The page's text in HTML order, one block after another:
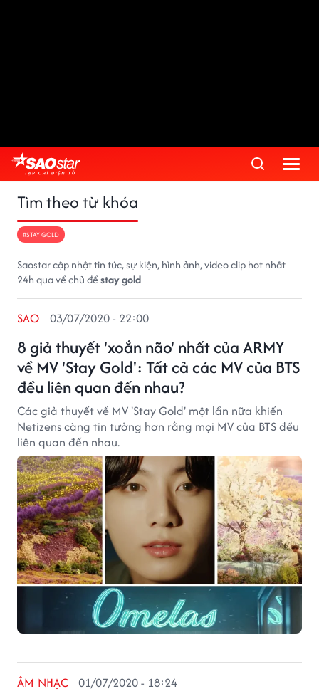
Tìm theo từ khóa
#STAY GOLD
Saostar cập nhật tin tức, sự kiện, hình ảnh, video clip hot nhất
24h qua về chủ đềstay gold
8 giả thuyết 'xoắn não' nhất của ARMY
về MV 'Stay Gold': Tất cả các MV của BTS
đều liên quan đến nhau?
SAO 03/07/2020 - 22:00
Các giả thuyết về MV 'Stay Gold' một lần nữa khiến
Netizens càng tin tưởng hơn rằng mọi MV của BTS đều
liên quan đến nhau.
ÂM NHẠC 01/07/2020 - 18:24